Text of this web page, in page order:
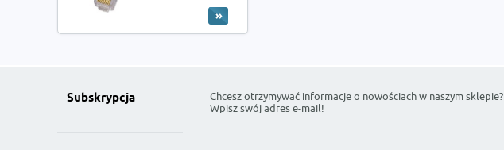
Subskrypcja
Chcesz otrzymywać informacje o nowościach w naszym sklepie?
Wpisz swój adres e-mail!